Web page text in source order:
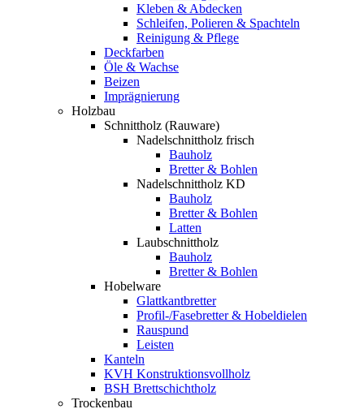
Kleben & Abdecken
Schleifen, Polieren & Spachteln
Reinigung & Pflege
Deckfarben
Öle & Wachse
Beizen
Imprägnierung
Holzbau
Schnittholz (Rauware)
Nadelschnittholz frisch
Bauholz
Bretter & Bohlen
Nadelschnittholz KD
Bauholz
Bretter & Bohlen
Latten
Laubschnittholz
Bauholz
Bretter & Bohlen
Hobelware
Glattkantbretter
Profil-/Fasebretter & Hobeldielen
Rauspund
Leisten
Kanteln
KVH Konstruktionsvollholz
BSH Brettschichtholz
Trockenbau